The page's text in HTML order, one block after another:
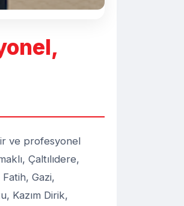
ve profesyonel
Çaltılıdere,
Gazi,
Kazım Dirik,